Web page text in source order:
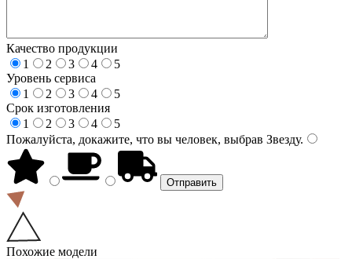
Качество продукции
1
2 3 4
5
Уровень сервиса
1
2 3 4
5
Срок изготовления
1
2 3 4
5
Пожалуйста, докажите, что вы человек, выбрав Звезду.
Похожие модели